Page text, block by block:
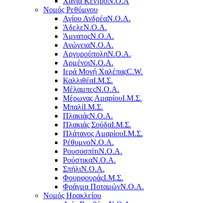
Νομός Ρεθύμνου
Αγίου ΑνδρέαΝ.Ο.Α.
ΆδελεΝ.Ο.Α.
ΆμνατοςΝ.Ο.Α.
ΑνώγειαΝ.Ο.Α.
ΑργυρούποληΝ.Ο.Α.
ΑρμένοιΝ.Ο.Α.
Ιερά Μονή ΧαλέπαςC.W.
ΚαλλιθέαΙ.Μ.Σ.
ΜέλαμπεςΝ.Ο.Α.
Μέρωνας ΑμαρίουΙ.Μ.Σ.
ΜπαλίΙ.Μ.Σ.
ΠλακιάςΝ.Ο.Α.
Πλακιάς ΣούδαΙ.Μ.Σ.
Πλάτανος ΑμαρίουΙ.Μ.Σ.
ΡέθυμνοΝ.Ο.Α.
ΡουσοσπίτιΝ.Ο.Α.
ΡούστικαΝ.Ο.Α.
ΣπήλιΝ.Ο.Α.
ΦουρφουράςΙ.Μ.Σ.
Φράγμα ΠοταμώνΝ.Ο.Α.
Νομός Ηρακλείου